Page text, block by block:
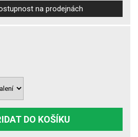
na prodejnách
DO KOŠÍKU